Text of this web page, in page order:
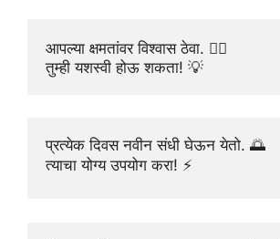
आपल्या क्षमतांवर विश्वास ठेवा. 🦸‍♂️
तुम्ही यशस्वी होऊ शकता! 💡
प्रत्येक दिवस नवीन संधी घेऊन येतो. 🌅
त्याचा योग्य उपयोग करा! ⚡